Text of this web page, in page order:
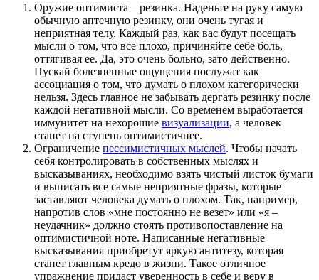
Оружие оптимиста – резинка. Наденьте на руку самую
обычную аптечную резинку, они очень тугая и
неприятная телу. Каждый раз, как вас будут посещать
мысли о том, что все плохо, причиняйте себе боль,
оттягивая ее. Да, это очень больно, зато действенно.
Пускай болезненные ощущения послужат как
ассоциация о том, что думать о плохом категорически
нельзя. Здесь главное не забывать дергать резинку после
каждой негативной мысли. Со временем выработается
иммунитет на нехорошие визуализации, а человек
станет на ступень оптимистичнее.
Ограничение пессимистичных мыслей. Чтобы начать
себя контролировать в собственных мыслях и
высказываниях, необходимо взять чистый листок бумаги
и выписать все самые неприятные фразы, которые
заставляют человека думать о плохом. Так, например,
напротив слов «мне постоянно не везет» или «я –
неудачник» должно стоять противопоставление на
оптимистичной ноте. Написанные негативные
высказывания приобретут яркую антитезу, которая
станет главным кредо в жизни. Такое отличное
упражнение придаст уверенность в себе и веру в